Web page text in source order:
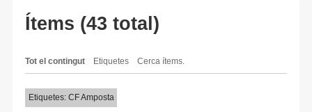
Ítems (43 total)
Tot el contingut Etiquetes Cerca ítems.
Etiquetes: CF Amposta